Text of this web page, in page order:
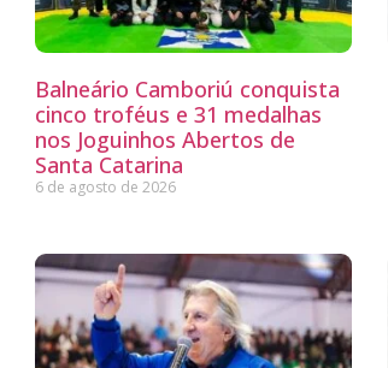
Balneário Camboriú conquista
cinco troféus e 31 medalhas
nos Joguinhos Abertos de
Santa Catarina
6 de agosto de 2026